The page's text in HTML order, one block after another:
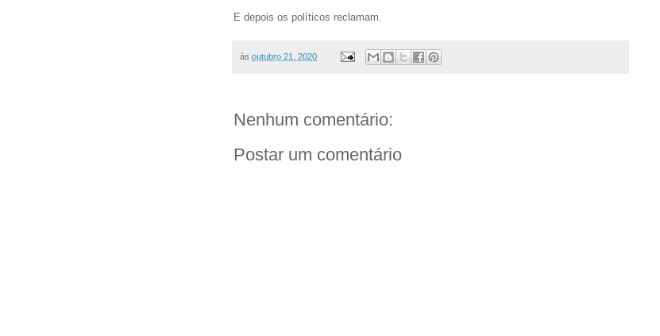
E depois os políticos reclamam.
às outubro 21, 2020
Nenhum comentário:
Postar um comentário